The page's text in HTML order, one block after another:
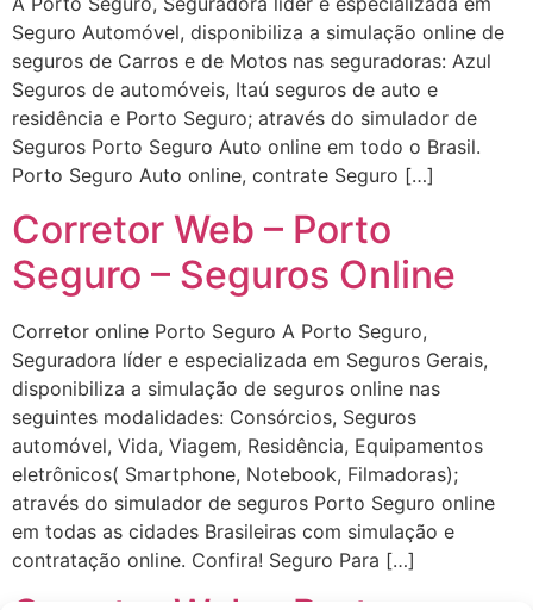
Seguro Automóvel, disponibiliza a simulação online de
seguros de Carros e de Motos nas seguradoras: Azul
Seguros de automóveis, Itaú seguros de auto e
residência e Porto Seguro; através do simulador de
Seguros Porto Seguro Auto online em todo o Brasil.
Porto Seguro Auto online, contrate Seguro […]
Corretor Web – Porto
Seguro – Seguros Online
Corretor online Porto Seguro A Porto Seguro,
Seguradora líder e especializada em Seguros Gerais,
disponibiliza a simulação de seguros online nas
seguintes modalidades: Consórcios, Seguros
automóvel, Vida, Viagem, Residência, Equipamentos
eletrônicos( Smartphone, Notebook, Filmadoras);
através do simulador de seguros Porto Seguro online
em todas as cidades Brasileiras com simulação e
contratação online. Confira! Seguro Para […]